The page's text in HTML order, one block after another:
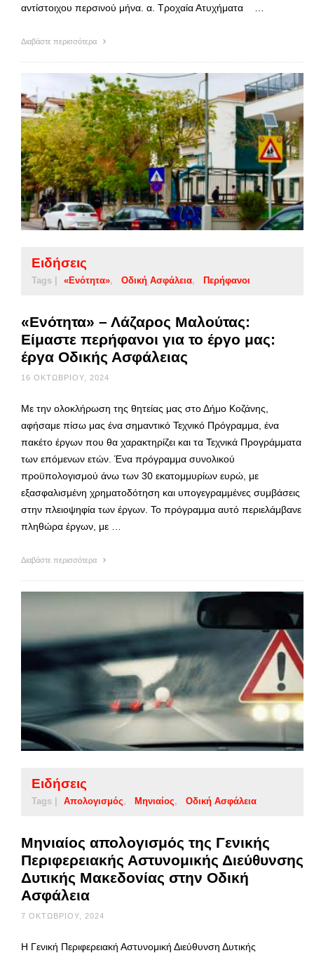
αντίστοιχου περσινού μήνα. α. Τροχαία Ατυχήματα …
Διαβάστε περισσότερα
Ειδήσεις
Tags | «Ενότητα» Οδική Ασφάλεια Περήφανοι
«Ενότητα» – Λάζαρος Μαλούτας:
Είμαστε περήφανοι για το έργο μας:
έργα Οδικής Ασφάλειας
16 ΟΚΤΩΒΡΊΟΥ, 2024
Με την ολοκλήρωση της θητείας μας στο Δήμο Κοζάνης,
αφήσαμε πίσω μας ένα σημαντικό Τεχνικό Πρόγραμμα, ένα
πακέτο έργων που θα χαρακτηρίζει και τα Τεχνικά Προγράμματα
των επόμενων ετών. Ένα πρόγραμμα συνολικού
προϋπολογισμού άνω των 30 εκατομμυρίων ευρώ, με
εξασφαλισμένη χρηματοδότηση και υπογεγραμμένες συμβάσεις
στην πλειοψηφία των έργων. Το πρόγραμμα αυτό περιελάμβανε
πληθώρα έργων, με …
Διαβάστε περισσότερα
Ειδήσεις
Tags | Απολογισμός Μηνιαίος Οδική Ασφάλεια
Μηνιαίος απολογισμός της Γενικής
Περιφερειακής Αστυνομικής Διεύθυνσης
Δυτικής Μακεδονίας στην Οδική
Ασφάλεια
7 ΟΚΤΩΒΡΊΟΥ, 2024
Η Γενική Περιφερειακή Αστυνομική Διεύθυνση Δυτικής